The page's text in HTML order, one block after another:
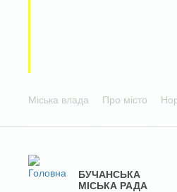
Міська влада Про місто
БУЧАНСЬКА
МІСЬКА РАДА